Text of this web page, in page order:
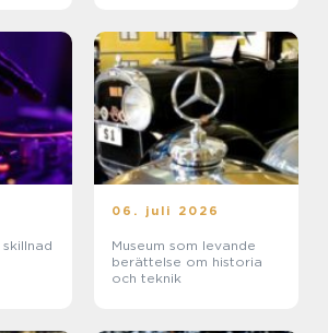
06. juli 2026
Museum som levande
berättelse om historia
och teknik